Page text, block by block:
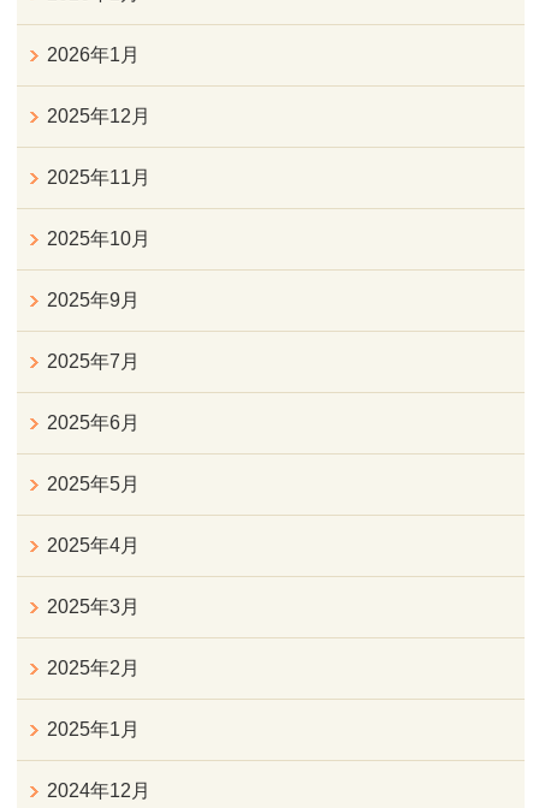
2026年1月
2025年12月
2025年11月
2025年10月
2025年9月
2025年7月
2025年6月
2025年5月
2025年4月
2025年3月
2025年2月
2025年1月
2024年12月